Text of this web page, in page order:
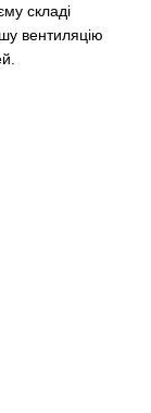
складі
вентиляцію